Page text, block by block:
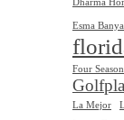
Dharma
Esma
Four
La Mejor